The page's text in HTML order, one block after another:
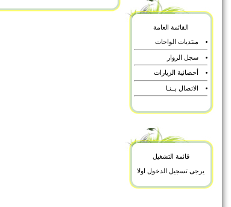
القائمة العامة
منتديات الواحات
سجل الزوار
أحصائية الزيارات
الاتصال بــنـا
قائمة التشغيل
يرجى تسجيل الدخول اولا